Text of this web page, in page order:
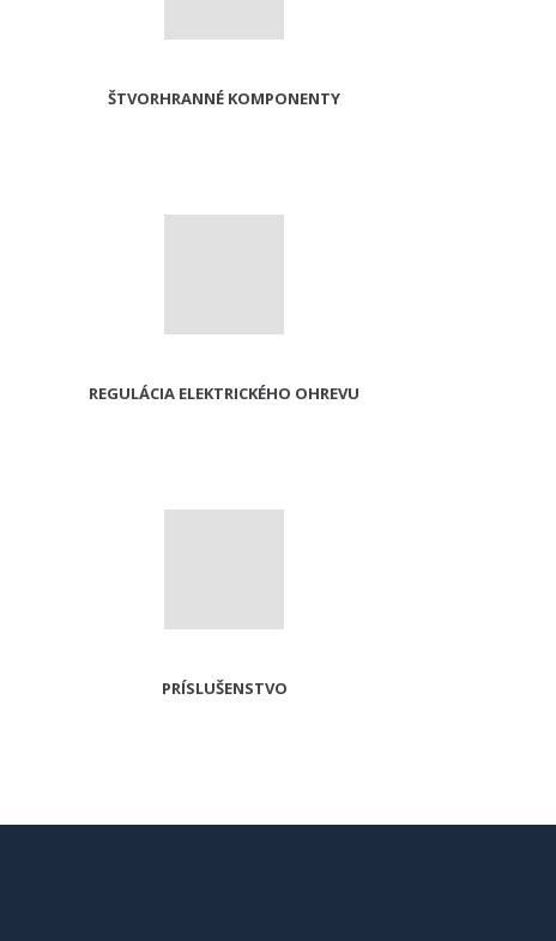
ŠTVORHRANNÉ KOMPONENTY
REGULÁCIA ELEKTRICKÉHO OHREVU
PRÍSLUŠENSTVO